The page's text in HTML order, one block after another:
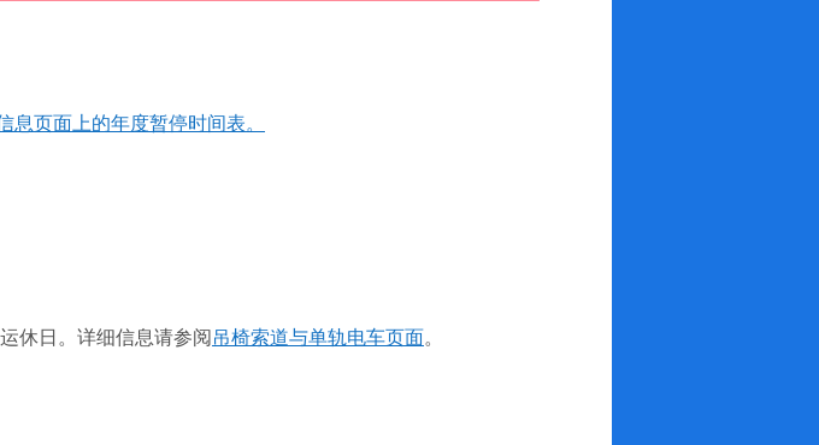
页面上的年度暂停时间表。
休日。详细信息请参阅吊椅索道与单轨电车页面。